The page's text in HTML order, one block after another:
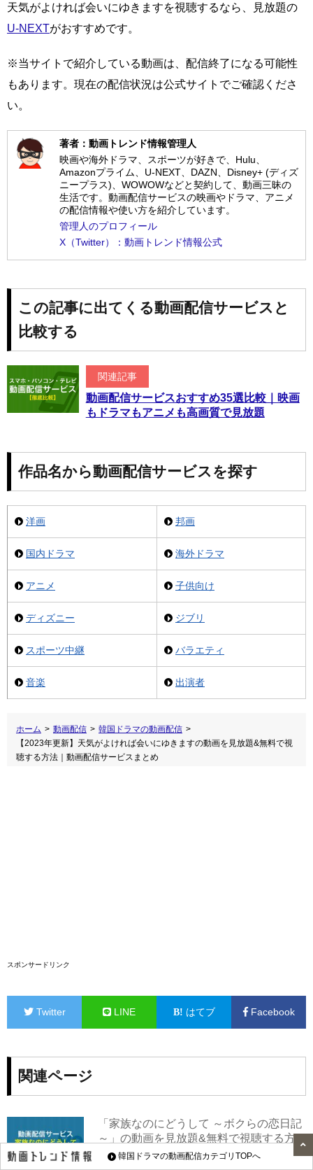
韓国ドラマの動画配信カテゴリTOPへ
天気がよければ会いにゆきますを視聴するなら、見放題の
U-NEXTがおすすめです。
※当サイトで紹介している動画は、配信終了になる可能性
もあります。現在の配信状況は公式サイトでご確認くださ
い。
著者：動画トレンド情報管理人
映画や海外ドラマ、スポーツが好きで、Hulu、
Amazonプライム、U-NEXT、DAZN、Disney+ (ディズ
ニープラス)、WOWOWなどと契約して、動画三昧の
生活です。動画配信サービスの映画やドラマ、アニメ
の配信情報や使い方を紹介しています。
管理人のプロフィール
X（Twitter）：動画トレンド情報公式
この記事に出てくる動画配信サービスと
比較する
関連記事
動画配信サービスおすすめ35選比較｜映画
もドラマもアニメも高画質で見放題
作品名から動画配信サービスを探す
洋画 邦画
国内ドラマ 海外ドラマ
アニメ 子供向け
ディズニー ジブリ
スポーツ中継 バラエティ
音楽 出演者
ホーム > 動画配信 > 韓国ドラマの動画配信 >
【2023年更新】天気がよければ会いにゆきますの動画を見放題&無料で視
聴する方法｜動画配信サービスまとめ
スポンサードリンク
Twitter LINE はてブ Facebook
関連ページ
「家族なのにどうして ～ボクらの恋日記
～」の動画を見放題&無料で視聴する方
法｜動画配信サービスまとめ